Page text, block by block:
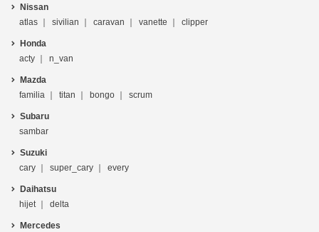
Nissan
atlas
sivilian caravan vanette clipper
Honda
acty
n_van
Mazda
familia
titan bongo scrum
Subaru
sambar
Suzuki
cary
super_cary every
Daihatsu
hijet
delta
Mercedes